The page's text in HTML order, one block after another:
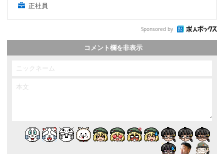
正社員
Sponsored by
コメント欄を非表示